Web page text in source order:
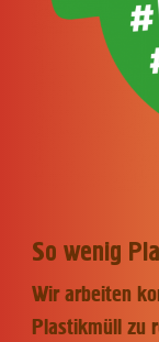
So wenig
Wir arbeiten
Plastikmüll zu